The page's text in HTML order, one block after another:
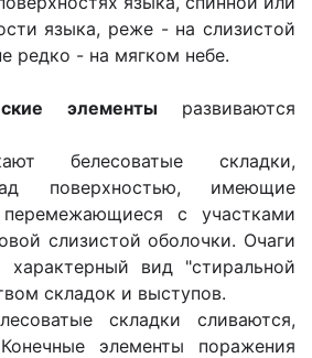
языка, реже - на слизистой
редко - на мягком небе.
элементы ​развиваются
белесоватые складки,
поверхностью, имеющие
с участками
слизистой оболочки. Очаги
вид "стиральной
складок и выступов.
складки сливаются,
элементы поражения